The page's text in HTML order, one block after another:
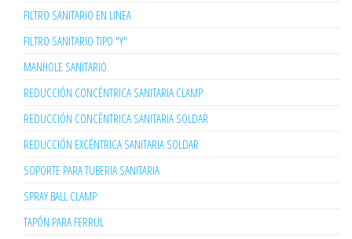
FILTRO SANITARIO EN LINEA
FILTRO SANITARIO TIPO "Y"
MANHOLE SANITARIO
REDUCCIÓN CONCÉNTRICA SANITARIA CLAMP
REDUCCIÓN CONCÉNTRICA SANITARIA SOLDAR
REDUCCIÓN EXCÉNTRICA SANITARIA SOLDAR
SOPORTE PARA TUBERIA SANITARIA
SPRAY BALL CLAMP
TAPÓN PARA FERRUL